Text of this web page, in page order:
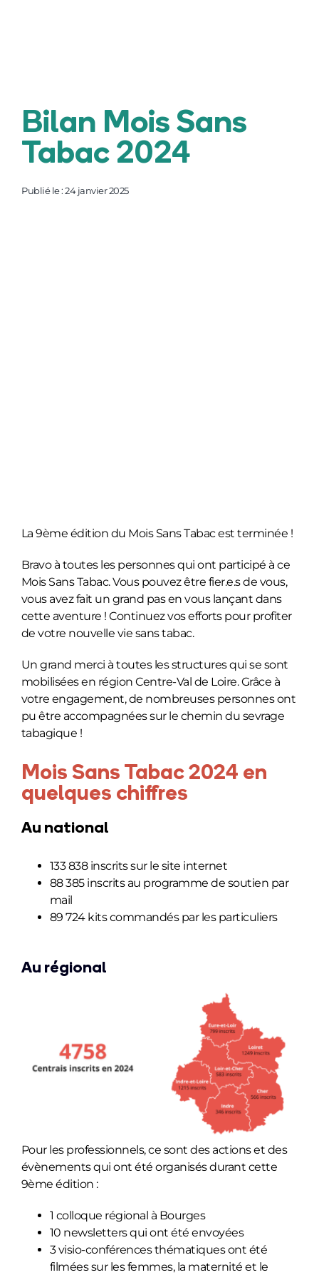
Bilan Mois Sans
Tabac 2024
Publié le : 24 janvier 2025
La 9ème édition du Mois Sans Tabac est terminée !
Bravo à toutes les personnes qui ont participé à ce
Mois Sans Tabac. Vous pouvez être fier.e.s de vous,
vous avez fait un grand pas en vous lançant dans
cette aventure ! Continuez vos efforts pour profiter
de votre nouvelle vie sans tabac.
Un grand merci à toutes les structures qui se sont
mobilisées en région Centre-Val de Loire. Grâce à
votre engagement, de nombreuses personnes ont
pu être accompagnées sur le chemin du sevrage
tabagique !
Mois Sans Tabac 2024 en
quelques chiffres
Au national
133 838 inscrits sur le site internet
88 385 inscrits au programme de soutien par
mail
89 724 kits commandés par les particuliers
Au régional
Pour les professionnels, ce sont des actions et des
évènements qui ont été organisés durant cette
9ème édition :
1 colloque régional à Bourges
10 newsletters qui ont été envoyées
3 visio-conférences thématiques ont été
filmées sur les femmes, la maternité et le